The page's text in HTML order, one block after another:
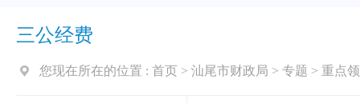
三公经费
您现在所在的位置 : 首页 > 汕尾市财政局 > 专题 > 重点